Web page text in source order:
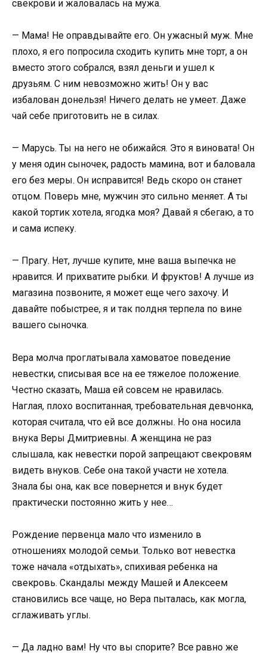
свекрови и жаловалась на мужа.
— Мама! Не оправдывайте его. Он ужасный муж. Мне
плохо, я его попросила сходить купить мне торт, а он
вместо этого собрался, взял деньги и ушел к
друзьям. С ним невозможно жить! Он у вас
избалован донельзя! Ничего делать не умеет. Даже
чай себе приготовить не в силах.
— Марусь. Ты на него не обижайся. Это я виновата! Он
у меня один сыночек, радость мамина, вот и баловала
его без меры. Он исправится! Ведь скоро он станет
отцом. Поверь мне, мужчин это сильно меняет. А ты
какой тортик хотела, ягодка моя? Давай я сбегаю, а то
и сама испеку.
— Прагу. Нет, лучше купите, мне ваша выпечка не
нравится. И прихватите рыбки. И фруктов! А лучше из
магазина позвоните, я может еще чего захочу. И
давайте побыстрее, я и так полдня терпела по вине
вашего сыночка.
Вера молча проглатывала хамоватое поведение
невестки, списывая все на ее тяжелое положение.
Честно сказать, Маша ей совсем не нравилась.
Наглая, плохо воспитанная, требовательная девчонка,
которая считала, что ей все должны. Но она носила
внука Веры Дмитриевны. А женщина не раз
слышала, как невестки порой запрещают свекровям
видеть внуков. Себе она такой участи не хотела.
Знала бы она, как все повернется и внук будет
практически постоянно жить у нее…
Рождение первенца мало что изменило в
отношениях молодой семьи. Только вот невестка
тоже начала «отдыхать», спихивая ребенка на
свекровь. Скандалы между Машей и Алексеем
становились все чаще, но Вера пыталась, как могла,
сглаживать углы.
— Да ладно вам! Ну что вы спорите? Все равно же